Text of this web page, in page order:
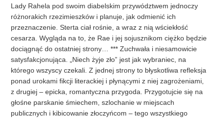
Lady Rahela pod swoim diabelskim przywództwem jednoczy
różnorakich rzezi­mieszków i planuje, jak odmienić ich
przeznaczenie. Sterta ciał rośnie, a wraz z nią wściekłość
cesarza. Wygląda na to, że Rae i jej sojusznikom ciężko będzie
dociągnąć do ostatniej strony… *** Zuchwała i niesamowicie
satysfakcjonująca. „Niech żyje zło” jest jak wybraniec, na
którego wszyscy czekali. Z jednej strony to błyskotliwa refleksja
ponad urokami fikcji literackiej i płynącymi z niej zagrożeniami,
z drugiej – epicka, romantyczna przygoda. Przygotujcie się na
głośne parskanie śmiechem, szlochanie w miejscach
publicznych i kibicowanie złoczyńcom – tego wszystkiego